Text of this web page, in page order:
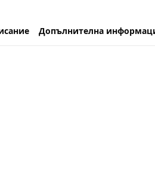
Допълнителна